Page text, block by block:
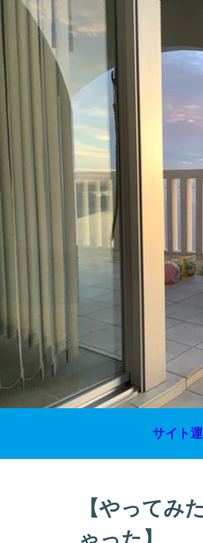
サイト
【やってみ